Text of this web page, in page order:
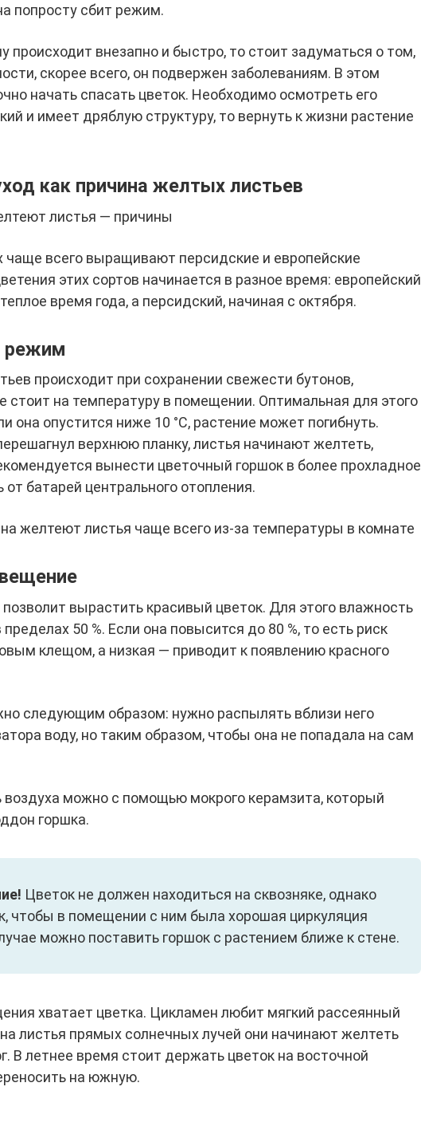
попросту сбит режим.
происходит внезапно и быстро, то стоит задуматься о том,
скорее всего, он подвержен заболеваниям. В этом
начать спасать цветок. Необходимо осмотреть его
и имеет дряблую структуру, то вернуть к жизни растение
как причина желтых листьев
листья — причины
чаще всего выращивают персидские и европейские
этих сортов начинается в разное время: европейский
время года, а персидский, начиная с октября.
режим
происходит при сохранении свежести бутонов,
стоит на температуру в помещении. Оптимальная для этого
она опустится ниже 10 °С, растение может погибнуть.
верхнюю планку, листья начинают желтеть,
вынести цветочный горшок в более прохладное
батарей центрального отопления.
желтеют листья чаще всего из-за температуры в комнате
вырастить красивый цветок. Для этого влажность
50 %. Если она повысится до 80 %, то есть риск
клещом, а низкая — приводит к появлению красного
следующим образом: нужно распылять вблизи него
воду, но таким образом, чтобы она не попадала на сам
можно с помощью мокрого керамзита, который
горшка.
Цветок не должен находиться на сквозняке, однако
чтобы в помещении с ним была хорошая циркуляция
можно поставить горшок с растением ближе к стене.
хватает цветка. Цикламен любит мягкий рассеянный
листья прямых солнечных лучей они начинают желтеть
В летнее время стоит держать цветок на восточной
на южную.